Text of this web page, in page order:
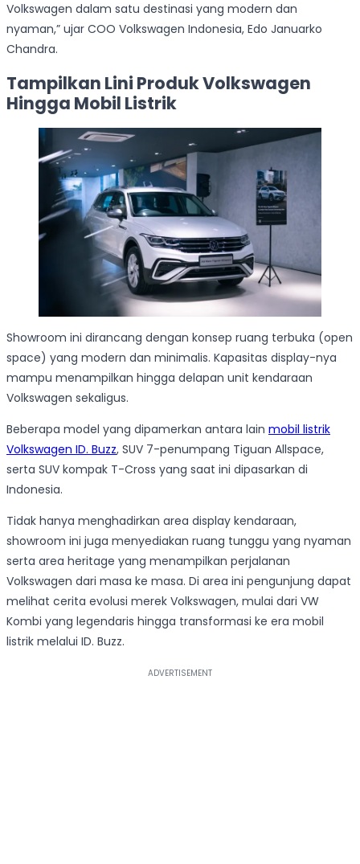
Volkswagen dalam satu destinasi yang modern dan
nyaman,” ujar COO Volkswagen Indonesia, Edo Januarko
Chandra.
Tampilkan Lini Produk Volkswagen
Hingga Mobil Listrik
Showroom ini dirancang dengan konsep ruang terbuka (open
space) yang modern dan minimalis. Kapasitas display-nya
mampu menampilkan hingga delapan unit kendaraan
Volkswagen sekaligus.
Beberapa model yang dipamerkan antara lain mobil listrik
Volkswagen ID. Buzz, SUV 7-penumpang Tiguan Allspace,
serta SUV kompak T-Cross yang saat ini dipasarkan di
Indonesia.
Tidak hanya menghadirkan area display kendaraan,
showroom ini juga menyediakan ruang tunggu yang nyaman
serta area heritage yang menampilkan perjalanan
Volkswagen dari masa ke masa. Di area ini pengunjung dapat
melihat cerita evolusi merek Volkswagen, mulai dari VW
Kombi yang legendaris hingga transformasi ke era mobil
listrik melalui ID. Buzz.